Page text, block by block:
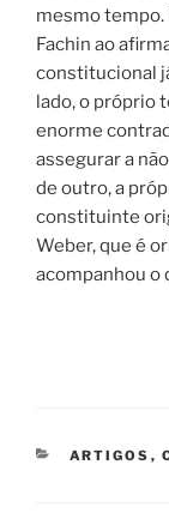
mesmo tempo.
Fachin ao
constitucional
lado, o próprio
enorme
assegurar a
de outro, a
constituinte
Weber, que é
acompanhou o
ARTIGOS ,